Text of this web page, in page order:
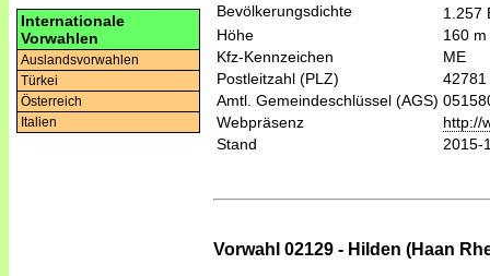
Internationale
Vorwahlen
Auslandsvorwahlen
Türkei
Österreich
Italien
Bevölkerungsdichte
1.257
Höhe
160
Kfz-Kennzeichen
ME
Postleitzahl (PLZ)
42781
Amtl. Gemeindeschlüssel (AGS)
Webpräsenz
http://
Stand
2015-
Vorwahl 02129 - Hilden (Haan